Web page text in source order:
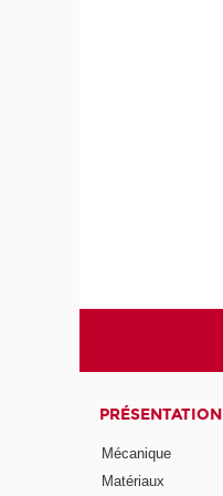
PRÉSENTATION
Mécanique
Matériaux